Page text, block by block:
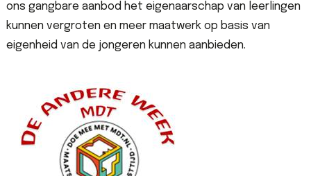
ons gangbare aanbod het eigenaarschap van leerlingen
kunnen vergroten en meer maatwerk op basis van
eigenheid van de jongeren kunnen aanbieden.